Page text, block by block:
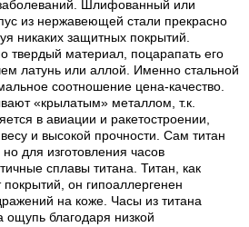
Шлифованный или
из нержавеющей стали прекрасно
никаких защитных покрытий.
твердый материал, поцарапать его
латунь или аллой. Именно стальной
соотношение цена-качество.
«крылатым» металлом, т.к.
в авиации и ракетостроении,
и высокой прочности. Сам титан
для изготовления часов
сплавы титана. Титан, как
покрытий, он гипоаллергенен
на коже. Часы из титана
ощупь благодаря низкой